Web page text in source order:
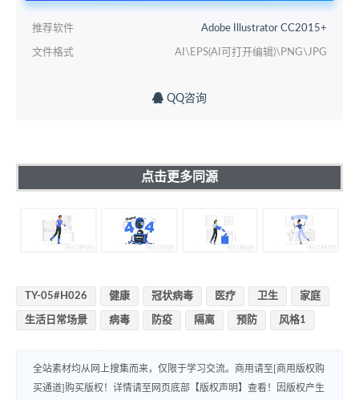
推荐软件 Adobe Illustrator CC2015+
文件格式 AI\EPS(AI可打开编辑)\PNG\JPG
QQ咨询
点击更多同源
TY-05#H026 健康 冠状病毒 医疗 卫生 家庭
生活日常场景 病毒 防疫 隔离 预防 风格1
全站素材均从网上搜集而来，仅限于学习交流。商用请至[商用版权购
买通道]购买版权！详情请至网页底部【版权声明】查看！因版权产生